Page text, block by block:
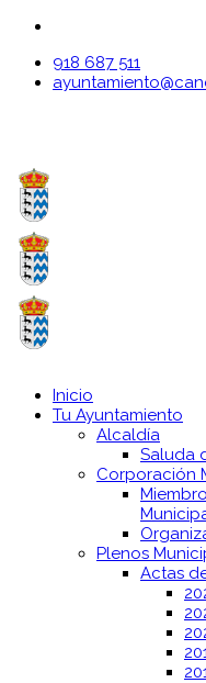
918 687 511
Inicio
Tu Ayuntamiento
Alcaldía
Saluda
Corporación
Plenos
Actas